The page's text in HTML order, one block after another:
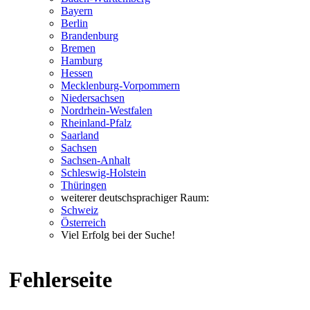
Bayern
Berlin
Brandenburg
Bremen
Hamburg
Hessen
Mecklenburg-Vorpommern
Niedersachsen
Nordrhein-Westfalen
Rheinland-Pfalz
Saarland
Sachsen
Sachsen-Anhalt
Schleswig-Holstein
Thüringen
weiterer deutschsprachiger Raum:
Schweiz
Österreich
Viel Erfolg bei der Suche!
Fehlerseite